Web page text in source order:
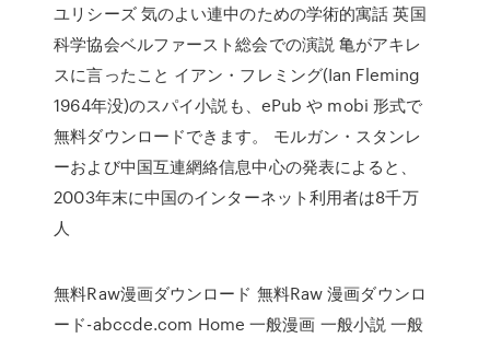
ユリシーズ 気のよい連中のための学術的寓話 英国
科学協会ベルファースト総会での演説 亀がアキレ
スに言ったこと イアン・フレミング(Ian Fleming
1964年没)のスパイ小説も、ePub や mobi 形式で
無料ダウンロードできます。 モルガン・スタンレ
ーおよび中国互連網絡信息中心の発表によると、
2003年末に中国のインターネット利用者は8千万
人
無料Raw漫画ダウンロード 無料Raw 漫画ダウンロ
ード-abccde.com Home 一般漫画 一般小説 一般